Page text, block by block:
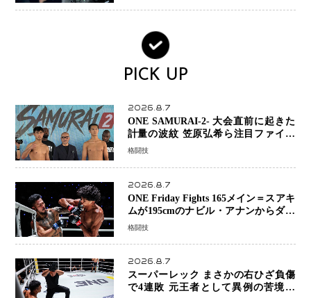
PICK UP
2026.8.7
ONE SAMURAI-2- 大会直前に起きた
計量の波紋 笠原弘希ら注目ファイタ
ーは契約体重で決戦へ、山本歩夢と平
格闘技
2026.8.7
ONE Friday Fights 165メイン＝スアキ
ムが195cmのナビル・アナンからダウ
ン奪取！猛反撃を耐え抜き判定勝利、
格闘技
2026.8.7
スーパーレック まさかの右ひざ負傷
で4連敗 元王者として異例の苦境…